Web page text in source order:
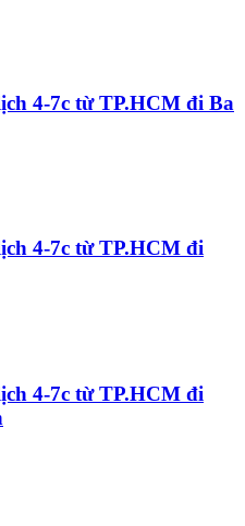
4-7c từ TP.HCM đi Ba
4-7c từ TP.HCM đi
4-7c từ TP.HCM đi